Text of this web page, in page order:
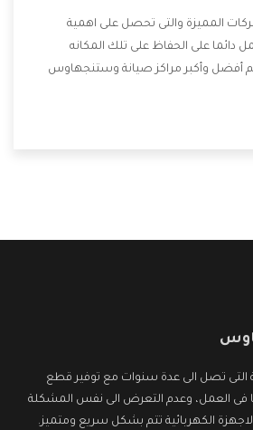
المميزة والتى تحصل على اهمية
دائما على الحفاظ على تلك المكانه
أفضل وأكبر مراكز صيانة وستنجهاوس
اى ازعاج كما أننا نهتم بكل ما يحتاجه
التى تصل الى عدة سنوات مع توفير قطع
فى العمل، وعدم التعرض الى نفس المشكلة
الكهربائية تتم بشكل سريع ومتميز.